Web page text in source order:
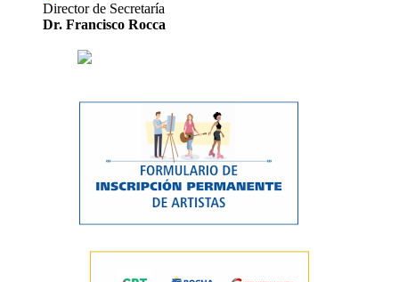
Director de Secretaría
Dr. Francisco Rocca